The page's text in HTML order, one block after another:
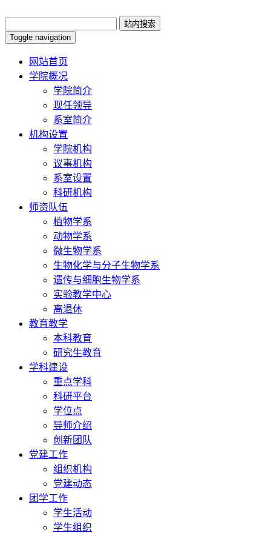
Toggle navigation
网站首页
学院概况
学院简介
现任领导
系室简介
机构设置
学院机构
议事机构
系室设置
科研机构
师资队伍
植物学系
动物学系
微生物学系
生物化学与分子生物学系
遗传与细胞生物学系
实验教学中心
离退休
教育教学
本科教育
研究生教育
学科建设
重点学科
科研平台
学位点
导师介绍
创新团队
党建工作
组织机构
党建动态
团学工作
学生活动
学生组织